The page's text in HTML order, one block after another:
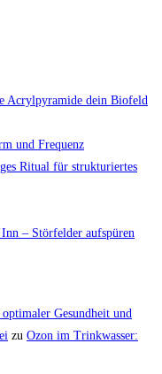
Acrylpyramide dein Biofeld
und Frequenz
Ritual für strukturiertes
– Störfelder aufspüren
Gesundheit und
zu Ozon im Trinkwasser: